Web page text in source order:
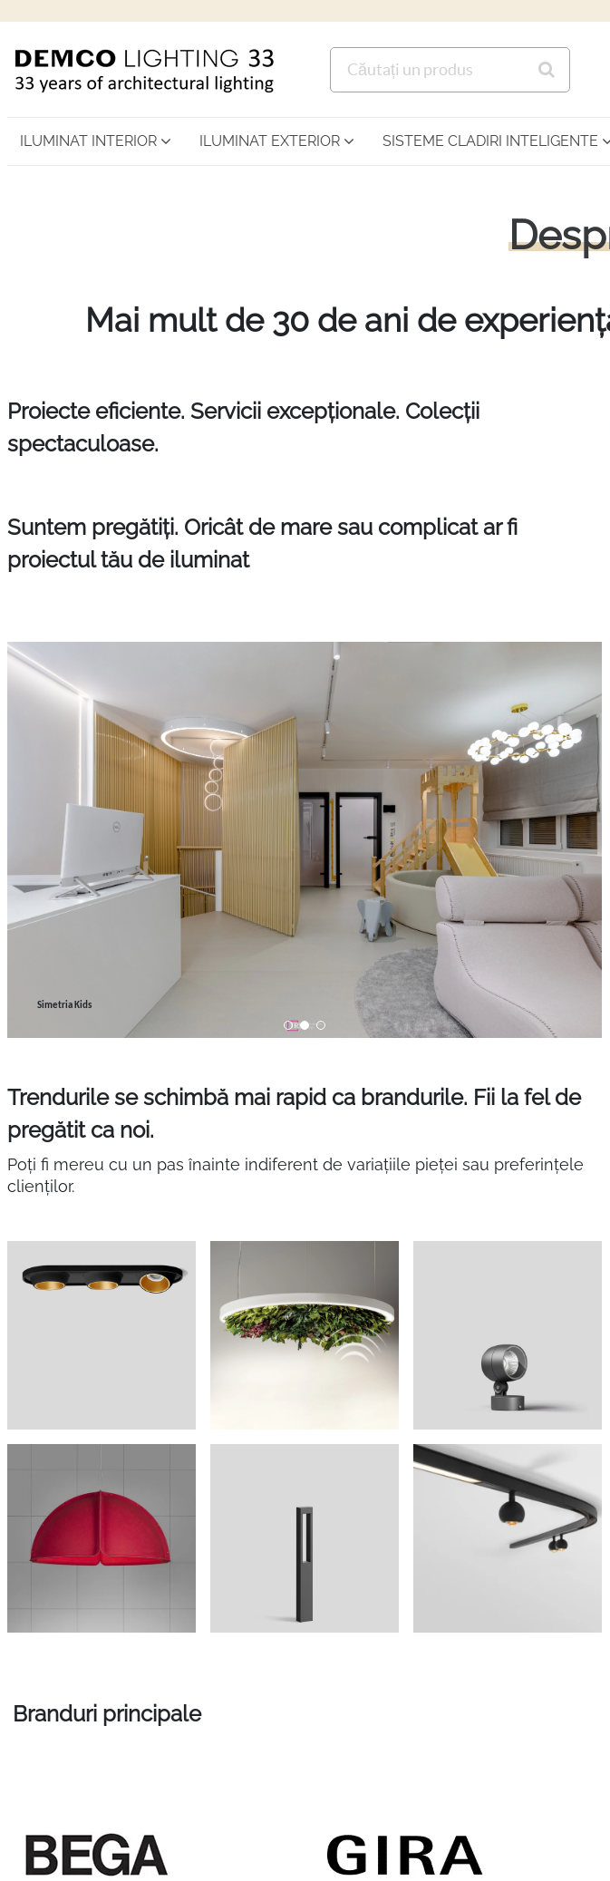
ILUMINAT INTERIOR ILUMINAT EXTERIOR SISTEME CLADIRI INTELIGENTE
Mai mult de 30 de ani de
Proiecte eficiente. Servicii excepționale. Colecții
spectaculoase.
Suntem pregătiți. Oricât de mare sau complicat ar fi
proiectul tău de iluminat
Simetria Kids
Therme Bucuresti
Trendurile se schimbă mai rapid ca brandurile. Fii la fel de
pregătit ca noi.
Poți fi mereu cu un pas înainte indiferent de variațiile pieței sau preferințele
clienților.
Branduri principale